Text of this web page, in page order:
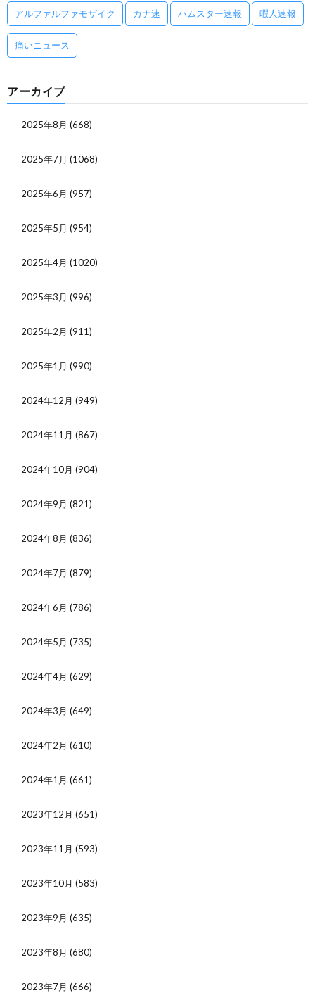
アルファルファモザイク カナ速 ハムスター速報 暇人速報
痛いニュース
アーカイブ
2025年8月 (668)
2025年7月 (1068)
2025年6月 (957)
2025年5月 (954)
2025年4月 (1020)
2025年3月 (996)
2025年2月 (911)
2025年1月 (990)
2024年12月 (949)
2024年11月 (867)
2024年10月 (904)
2024年9月 (821)
2024年8月 (836)
2024年7月 (879)
2024年6月 (786)
2024年5月 (735)
2024年4月 (629)
2024年3月 (649)
2024年2月 (610)
2024年1月 (661)
2023年12月 (651)
2023年11月 (593)
2023年10月 (583)
2023年9月 (635)
2023年8月 (680)
2023年7月 (666)